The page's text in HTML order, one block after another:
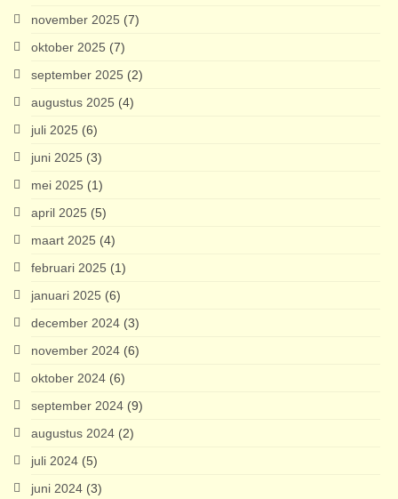
november 2025 (7)
oktober 2025 (7)
september 2025 (2)
augustus 2025 (4)
juli 2025 (6)
juni 2025 (3)
mei 2025 (1)
april 2025 (5)
maart 2025 (4)
februari 2025 (1)
januari 2025 (6)
december 2024 (3)
november 2024 (6)
oktober 2024 (6)
september 2024 (9)
augustus 2024 (2)
juli 2024 (5)
juni 2024 (3)